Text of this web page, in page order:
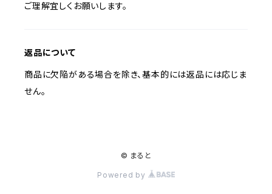
ご理解宜しくお願いします。
返品について
商品に欠陥がある場合を除き、基本的には返品には応じま
せん。
© まると
Powered by